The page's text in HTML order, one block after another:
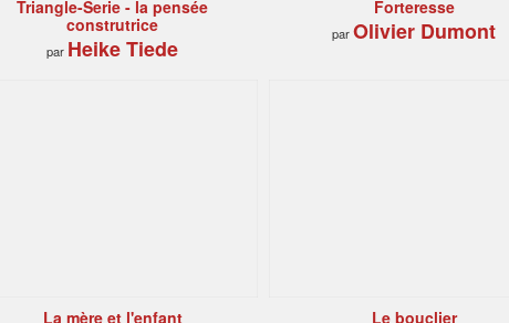
Triangle-Serie - la pensée
construtrice
par Heike Tiede
Forteresse
parOlivier Dumont
La mère et l'enfant Le bouclier